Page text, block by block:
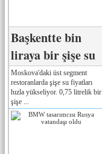
Başkentte bin
liraya bir şişe su
Moskova'daki üst segment
restoranlarda şişe su fiyatları
hızla yükseliyor. 0,75 litrelik bir
şişe ...